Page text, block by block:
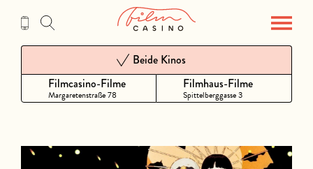
Inhalt
Filmcasino-Filme
Margaretenstraße 78
Beide Kinos
Filmhaus-Filme
Spittelberggasse 3